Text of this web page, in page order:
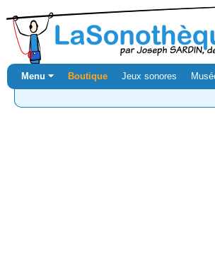
Menu ⏷ Boutique Jeux sonores